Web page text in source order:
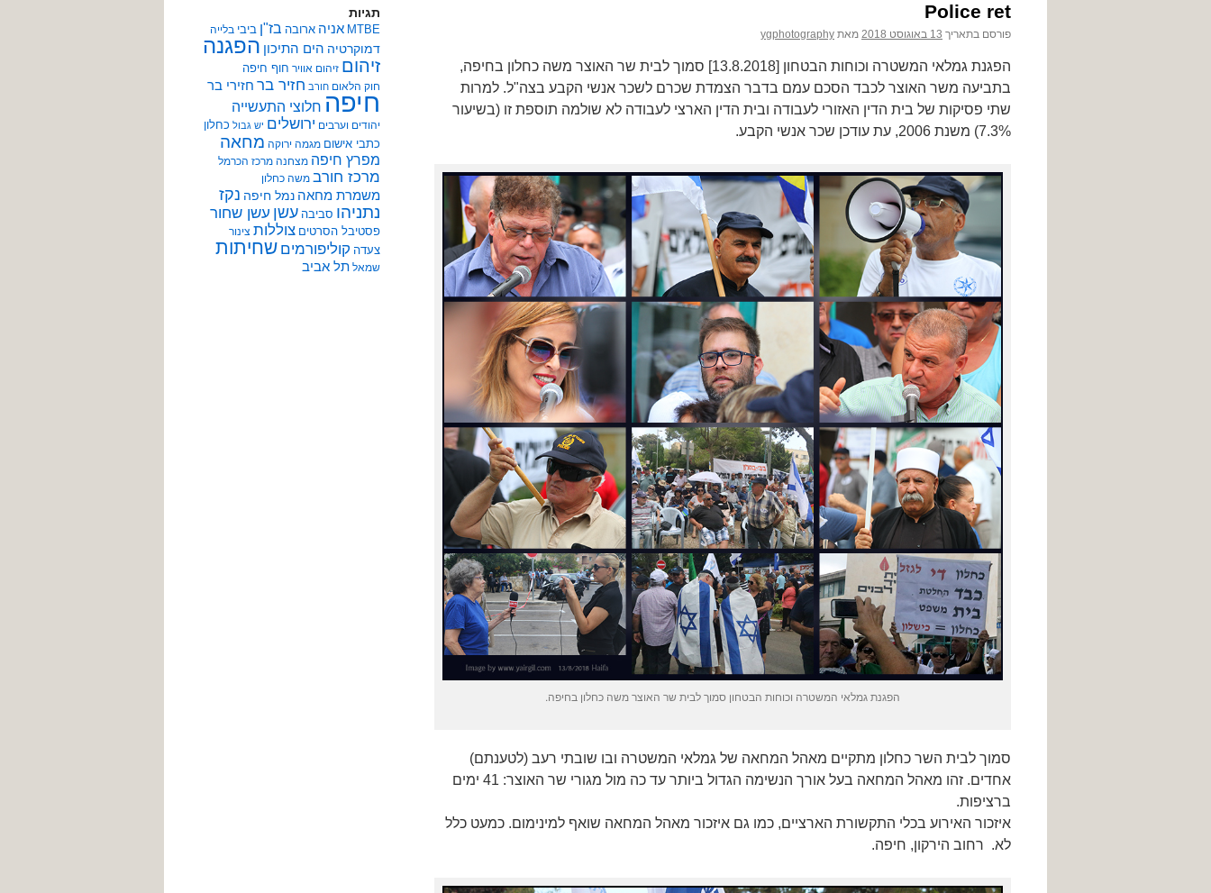
Police ret
פורסם בתאריך 13 באוגוסט 2018 מאת ygphotography
הפגנת גמלאי המשטרה וכוחות הבטחון [13.8.2018] סמוך לבית שר האוצר משה כחלון בחיפה,
בתביעה משר האוצר לכבד הסכם עמם בדבר הצמדת שכרם לשכר אנשי הקבע בצה"ל. למרות
שתי פסיקות של בית הדין האזורי לעבודה ובית הדין הארצי לעבודה לא שולמה תוספת זו (בשיעור
7.3%) משנת 2006, עת עודכן שכר אנשי הקבע.
הפגנת גמלאי המשטרה וכוחות הבטחון סמוך לבית שר האוצר משה כחלון בחיפה.
סמוך לבית השר כחלון מתקיים מאהל המחאה של גמלאי המשטרה ובו שובתי רעב (לטענתם)
אחדים. זהו מאהל המחאה בעל אורך הנשימה הגדול ביותר עד כה מול מגורי שר האוצר: 41 ימים
ברציפות.
איזכור האירוע בכלי התקשורת הארציים, כמו גם איזכור מאהל המחאה שואף למינימום. כמעט כלל
לא. רחוב הירקון, חיפה.
תגיות
MTBE אניה ארובה בז"ן ביבי בלייה
דמוקרטיה הים התיכון הפגנה
זיהום זיהום אוויר חוף חיפה
חוק הלאום חורב חזיר בר חזירי בר
חיפה חלוצי התעשייה
יהודים וערבים ירושלים יש גבול כחלון
כתבי אישום מגמה ירוקה מחאה
מפרץ חיפה מצחנה מרכז הכרמל
מרכז חורב משה כחלון
משמרת מחאה נמל חיפה נקז
נתניהו סביבה עשן עשן שחור
פסטיבל הסרטים צוללות צינור
צעדה קוליפורמים שחיתות
שמאל תל אביב